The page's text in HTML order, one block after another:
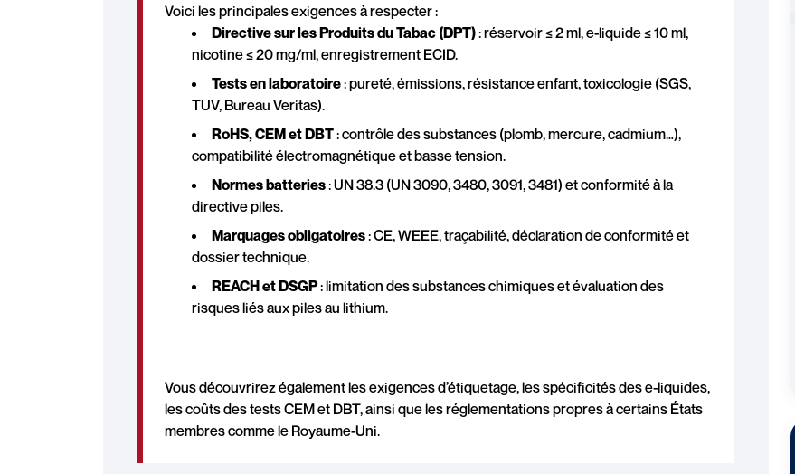
Voici les principales exigences à respecter :
Directive sur les Produits du Tabac (DPT): réservoir ≤ 2 ml, e-liquide ≤ 10 ml,
nicotine ≤ 20 mg/ml, enregistrement ECID.
Tests en laboratoire: pureté, émissions, résistance enfant, toxicologie (SGS,
TUV, Bureau Veritas).
RoHS, CEM et DBT: contrôle des substances (plomb, mercure, cadmium…),
compatibilité électromagnétique et basse tension.
Normes batteries: UN 38.3 (UN 3090, 3480, 3091, 3481) et conformité à la
directive piles.
Marquages obligatoires: CE, WEEE, traçabilité, déclaration de conformité et
dossier technique.
REACH et DSGP: limitation des substances chimiques et évaluation des
risques liés aux piles au lithium.
Vous découvrirez également les exigences d’étiquetage, les spécificités des e-liquides,
les coûts des tests CEM et DBT, ainsi que les réglementations propres à certains États
membres comme le Royaume-Uni.